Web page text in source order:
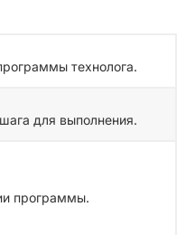
технолога.
для выполнения.
программы.